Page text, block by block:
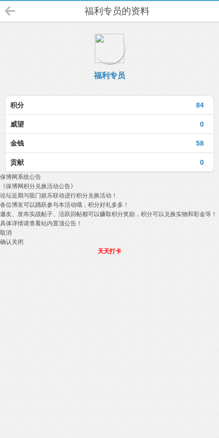
福利专员的资料
福利专员
84
积分
0
威望
58
金钱
0
贡献
保博网系统公告
《保博网积分兑换活动公告》
论坛近期与龍门娱乐联动进行积分兑换活动！
各位博友可以踊跃参与本活动哦，积分好礼多多！
邀友、发布实战帖子、活跃回帖都可以赚取积分奖励，积分可以兑换实物和彩金等！
具体详情请查看站内置顶公告！
取消
确认关闭
天天打卡